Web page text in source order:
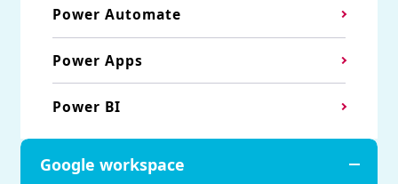
Power Automate
Power Apps
Power BI
Google workspace